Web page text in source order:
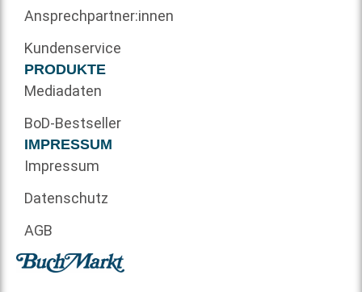
Ansprechpartner:innen
Kundenservice
PRODUKTE
Mediadaten
BoD-Bestseller
IMPRESSUM
Impressum
Datenschutz
AGB